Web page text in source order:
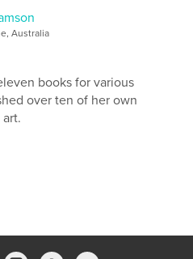
Australia
books for various
over ten of her own